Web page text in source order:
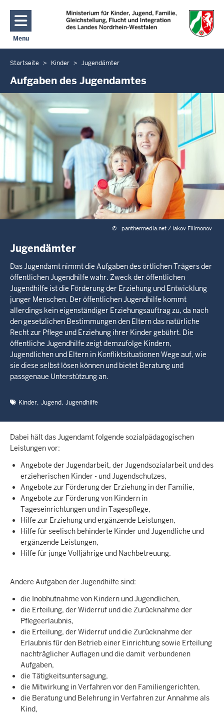
Direkt zum Inhalt
Menu
Navigation aktivieren/deaktivieren: Hauptmenü
Sie
befinden
hier
Startseite Kinder Jugendämter
Aufgaben des Jugendamtes
© panthermedia.net / Iakov Filimonov
Jugendämter
Das Jugendamt nimmt die Aufgaben des örtlichen Trägers der
öffentlichen Jugendhilfe wahr. Zweck der öffentlichen
Jugendhilfe ist die Förderung der Erziehung und Entwicklung
junger Menschen. Der öffentlichen Jugendhilfe kommt
allerdings kein eigenständiger Erziehungsauftrag zu, da nach
den gesetzlichen Bestimmungen den Eltern das natürliche
Recht zur Pflege und Erziehung ihrer Kinder gebührt. Die
öffentliche Jugendhilfe zeigt demzufolge Kindern,
Jugendlichen und Eltern in Konfliktsituationen Wege auf, wie
sie diese selbst lösen können und bietet Beratung und
passgenaue Unterstützung an.
Kinder Jugend Jugendhilfe
Dabei hält das Jugendamt folgende sozialpädagogischen
Leistungen vor:
Angebote der Jugendarbeit, der Jugendsozialarbeit und des
erzieherischen Kinder - und Jugendschutzes,
Angebote zur Förderung der Erziehung in der Familie,
Angebote zur Förderung von Kindern in
Tageseinrichtungen und in Tagespflege,
Hilfe zur Erziehung und ergänzende Leistungen,
Hilfe für seelisch behinderte Kinder und Jugendliche und
ergänzende Leistungen,
Hilfe für junge Volljährige und Nachbetreuung.
Andere Aufgaben der Jugendhilfe sind:
die Inobhutnahme von Kindern und Jugendlichen,
die Erteilung, der Widerruf und die Zurücknahme der
Pflegeerlaubnis,
die Erteilung, der Widerruf und die Zurücknahme der
Erlaubnis für den Betrieb einer Einrichtung sowie Erteilung
nachträglicher Auflagen und die damit verbundenen
Aufgaben,
die Tätigkeitsuntersagung,
die Mitwirkung in Verfahren vor den Familiengerichten,
die Beratung und Belehrung in Verfahren zur Annahme als
Kind,